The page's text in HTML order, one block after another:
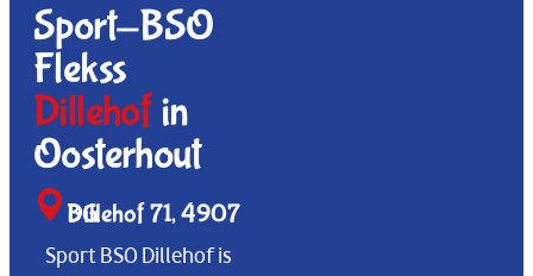
Sport-BSO
Flekss
Dillehofin
Oosterhout
Dillehof 71, 4907 BG
Sport BSO Dillehof is